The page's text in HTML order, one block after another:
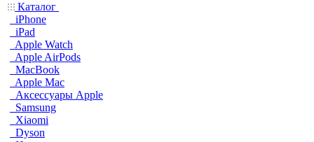
Каталог
iPhone
iPad
Apple Watch
Apple AirPods
MacBook
Apple Mac
Аксессуары Apple
Samsung
Xiaomi
Dyson